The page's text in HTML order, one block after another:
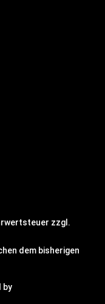
zzgl.
dem bisherigen
by